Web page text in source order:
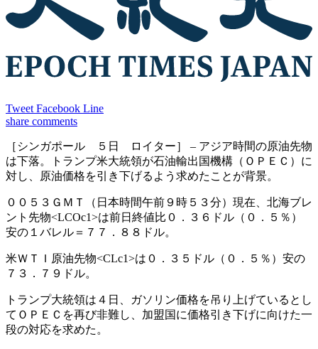
Tweet Facebook Line
share comments
［シンガポール ５日 ロイター］ – アジア時間の原油先物
は下落。トランプ米大統領が石油輸出国機構（ＯＰＥＣ）に
対し、原油価格を引き下げるよう求めたことが背景。
００５３ＧＭＴ（日本時間午前９時５３分）現在、北海ブレ
ント先物<LCOc1>は前日終値比０．３６ドル（０．５％）
安の１バレル＝７７．８８ドル。
米ＷＴＩ原油先物<CLc1>は０．３５ドル（０．５％）安の
７３．７９ドル。
トランプ大統領は４日、ガソリン価格を吊り上げているとし
てＯＰＥＣを再び非難し、加盟国に価格引き下げに向けた一
段の対応を求めた。